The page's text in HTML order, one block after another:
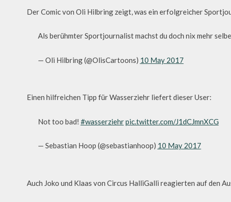
Der Comic von Oli Hilbring zeigt, was ein erfolgreicher
Als berühmter Sportjournalist machst du doch nix mehr
— Oli Hilbring (@OlisCartoons) 10 May 2017
Einen hilfreichen Tipp für Wasserziehr liefert dieser User:
Not too bad! #wasserziehrpic.twitter.com/J1dCJmnXCG
— Sebastian Hoop (@sebastianhoop) 10 May 2017
Auch Joko und Klaas von Circus HalliGalli reagierten auf den